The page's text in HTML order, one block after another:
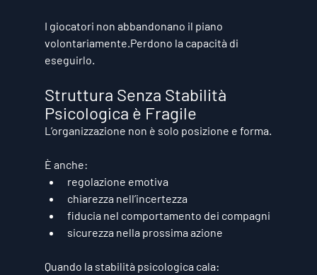
I giocatori non abbandonano il piano
volontariamente.Perdono la capacità di
eseguirlo
Struttura Senza Stabilità
Psicologica è Fragile
L’organizzazione non è solo posizione e forma.
È anche:
regolazione emotiva
chiarezza nell’incertezza
fiducia nel comportamento dei compagni
sicurezza nella prossima azione
Quando la stabilità psicologica cala: